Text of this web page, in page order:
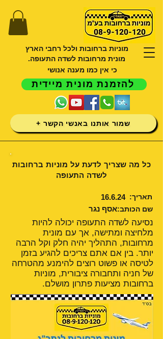
מוניות ברחובות ולכל רחבי הארץ
מונית מרחובות לשדה התעופה.
כי אין כמו מענה אנושי
להזמנת מונית מיידית
שמור אותנו באנשי הקשר +
כל מה שצריך לדעת על מוניות ברחובות
לשדה התעופה
תאריך: 16.6.24
שם הכותב:אסף נגר
נסיעה לשדה התעופה יכולה להיות
מלחיצה ומתישה, אך עם מונית
מרחובות, התהליך יהיה חלק וקל הרבה
יותר. בין אם אתם צריכים להגיע בזמן
לטיסה או פשוט רוצים להימנע מהטרחה
של חניה ותחבורה ציבורית, מוניות
ברחובות מציעות פתרון מושלם.